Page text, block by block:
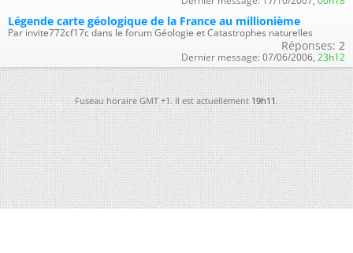
Légende carte géologique de la France au millionième
Par invite772cf17c dans le forum Géologie et Catastrophes naturelles
Réponses: 2
Dernier message: 07/06/2006, 23h12
Fuseau horaire GMT +1. Il est actuellement19h11.